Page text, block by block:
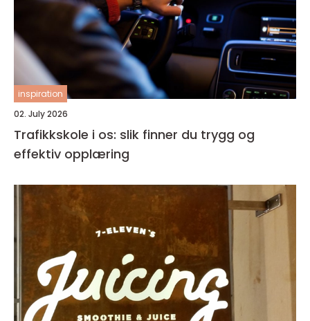
inspiration
02. July 2026
Trafikkskole i os: slik finner du trygg og
effektiv opplæring